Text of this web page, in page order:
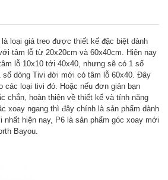
là loại giá treo được thiết kế đặc biệt dành
tâm lỗ từ 20x20cm và 60x40cm. Hiện nay
lỗ 10x10 tới 40x40, nhưng sẽ có 1 số
số dòng Tivi đời mới có tâm lỗ 60x40. Đây
các loại tivi đó. Hoặc nếu đơn giản bạn
chắn, hoàn thiện về thiết kế và tính năng
xoay ngang thì đây chính là sản phẩm dành
hiện nay, P6 là sản phẩm góc xoay mới
Bayou.